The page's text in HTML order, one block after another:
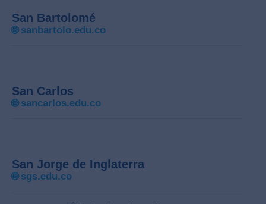
San Bartolomé
🌐sanbartolo.edu.co
San Carlos
🌐sancarlos.edu.co
San Jorge de Inglaterra
🌐sgs.edu.co